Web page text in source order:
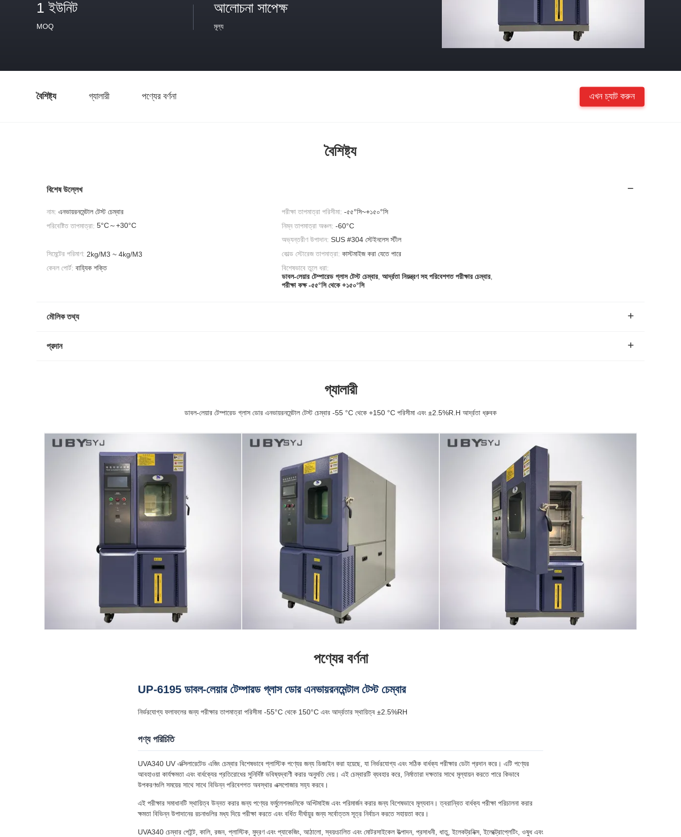
1 ইউনিট
MOQ
আলোচনা সাপেক্ষ
মূল্য
বৈশিষ্ট্য গ্যালারী পণ্যের বর্ণনা এখন চ্যাট করুন
বৈশিষ্ট্য
বিশেষ উল্লেখ
নাম: এনভায়রনমেন্টাল টেস্ট চেম্বার পরীক্ষা তাপমাত্রা পরিসীমা: -৫৫°সি~+১৫০°সি
পরিবেষ্টিত তাপমাত্রা: 5°C～+30°C নিম্ন তাপমাত্রা অঞ্চল: -60°C
অভ্যন্তরীণ উপাদান: SUS #304 স্টেইনলেস স্টীল
সিমেন্টের পরিমাণ: 2kg/M3 ~ 4kg/M3 কোল্ড স্টোরেজ তাপমাত্রা: কাস্টমাইজ করা যেতে পারে
কেবল পোর্ট: বাহ্যিক শক্তি
বিশেষভাবে তুলে ধরা:
ডাবল-লেয়ার টেম্পারেড গ্লাস টেস্ট চেম্বার আর্দ্রতা নিয়ন্ত্রণ সহ পরিবেশগত পরীক্ষার চেম্বার
পরীক্ষা কক্ষ -৫৫°সি থেকে +১৫০°সি
মৌলিক তথ্য
প্রদান
গ্যালারী
ডাবল-লেয়ার টেম্পারেড গ্লাস ডোর এনভায়রনমেন্টাল টেস্ট চেম্বার -55 °C থেকে +150 °C পরিসীমা এবং ±2.5%R.H আর্দ্রতা ধ্রুবক
পণ্যের বর্ণনা
UP-6195 ডাবল-লেয়ার টেম্পারড গ্লাস ডোর এনভায়রনমেন্টাল টেস্ট চেম্বার
নির্ভরযোগ্য ফলাফলের জন্য পরীক্ষার তাপমাত্রা পরিসীমা -55°C থেকে 150°C এবং আর্দ্রতার স্থায়িত্ব ±2.5%RH
পণ্য পরিচিতি
UVA340 UV এক্সিলারেটেড এজিং চেম্বার বিশেষভাবে প্লাস্টিক পণ্যের জন্য ডিজাইন করা হয়েছে, যা নির্ভরযোগ্য এবং সঠিক বার্ধক্য পরীক্ষার ডেটা প্রদান করে। এটি পণ্যের
আবহাওয়া কার্যক্ষমতা এবং বার্ধক্যের প্রতিরোধের সুনির্দিষ্ট ভবিষ্যদ্বাণী করার অনুমতি দেয়। এই চেম্বারটি ব্যবহার করে, নির্মাতারা দক্ষতার সাথে মূল্যায়ন করতে পারে কিভাবে
উপকরণগুলি সময়ের সাথে সাথে বিভিন্ন পরিবেশগত অবস্থার এক্সপোজার সহ্য করবে।
এই পরীক্ষার সমাধানটি স্থায়িত্ব উন্নত করার জন্য পণ্যের ফর্মুলেশনগুলিকে অপ্টিমাইজ এবং পরিমার্জন করার জন্য বিশেষভাবে মূল্যবান। ত্বরান্বিত বার্ধক্য পরীক্ষা পরিচালনা করার
ক্ষমতা বিভিন্ন উপাদানের রচনাগুলির মধ্য দিয়ে পরীক্ষা করতে এবং বর্ধিত দীর্ঘায়ুর জন্য সর্বোত্তম সূত্র নির্বাচন করতে সহায়তা করে।
UVA340 চেম্বার পেইন্ট, কালি, রজন, প্লাস্টিক, মুদ্রণ এবং প্যাকেজিং, আঠালো, স্বয়ংচালিত এবং মোটরসাইকেল উত্পাদন, প্রসাধনী, ধাতু, ইলেকট্রনিক্স, ইলেক্ট্রোপ্লেটিং, ওষুধ এবং